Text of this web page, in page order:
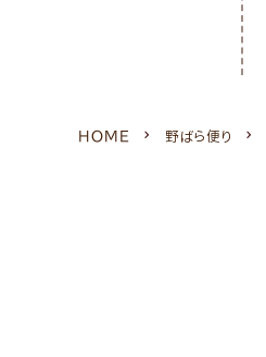
HOME 野ばら便り